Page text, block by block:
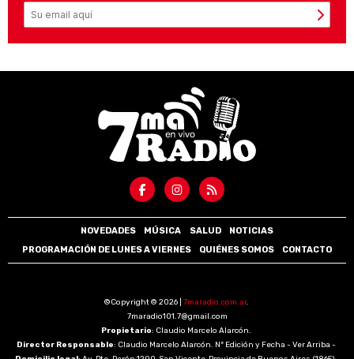
NOVEDADES MÚSICA SALUD
NOTICIAS
PROGRAMACIÓN DE LUNES A VIERNES
QUIÉNES SOMOS CONTACTO
©Copyright © 2026 | 7maradio.com.ar.
7maradio101.7@gmail.com
Propietario: Claudio Marcelo Alarcón.
Director Responsable: Claudio Marcelo Alarcón. Nº Edición y Fecha - Ver Arriba -